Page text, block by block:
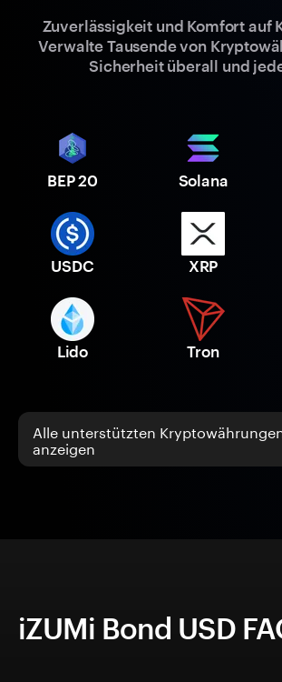
Zuverlässigkeit und Komfort auf
Verwalte Tausende von
Sicherheit überall und
BEP 20 Solana
USDC XRP
Lido Tron
Alle unterstützten
anzeigen
iZUMi Bond USD